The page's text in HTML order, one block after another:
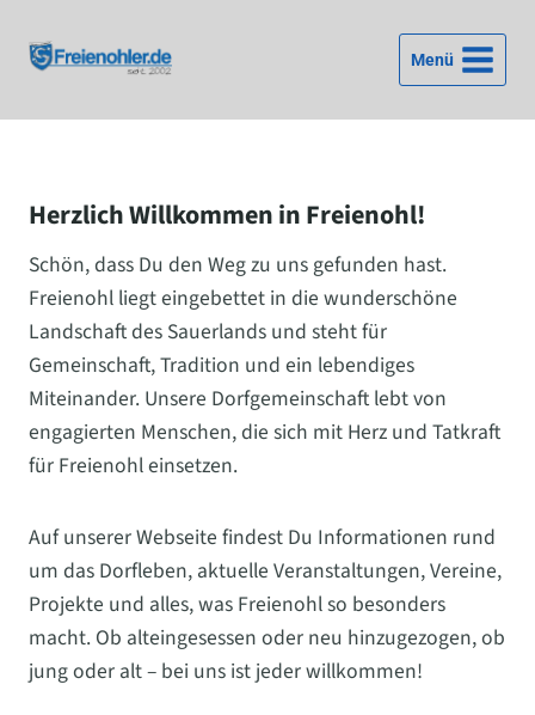
Inhalt
springen
Menü
Herzlich Willkommen in Freienohl!
Schön, dass Du den Weg zu uns gefunden hast.
Freienohl liegt eingebettet in die wunderschöne
Landschaft des Sauerlands und steht für
Gemeinschaft, Tradition und ein lebendiges
Miteinander. Unsere Dorfgemeinschaft lebt von
engagierten Menschen, die sich mit Herz und Tatkraft
für Freienohl einsetzen.
Auf unserer Webseite findest Du Informationen rund
um das Dorfleben, aktuelle Veranstaltungen, Vereine,
Projekte und alles, was Freienohl so besonders
macht. Ob alteingesessen oder neu hinzugezogen, ob
jung oder alt – bei uns ist jeder willkommen!